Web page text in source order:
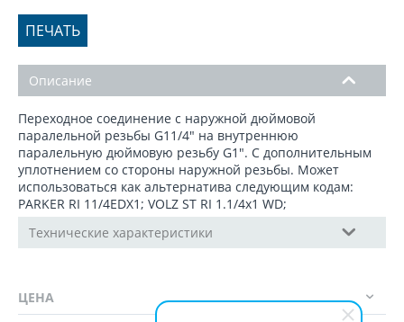
ПЕЧАТЬ
Описание
Переходное соединение с наружной дюймовой
паралельной резьбы G11/4" на внутреннюю
паралельную дюймовую резьбу G1". C дополнительным
уплотнением со стороны наружной резьбы. Может
использоваться как альтернатива следующим кодам:
PARKER RI 11/4EDX1; VOLZ ST RI 1.1/4x1 WD;
Технические характеристики
ЦЕНА